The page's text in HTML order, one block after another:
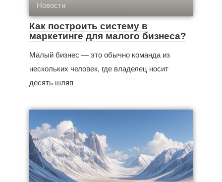
Новости
Как построить систему в
маркетинге для малого бизнеса?
Малый бизнес — это обычно команда из
нескольких человек, где владелец носит
десять шляп